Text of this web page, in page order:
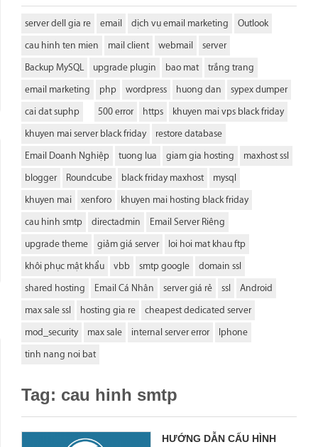
server dell gia re email dịch vụ email marketing Outlook
cau hinh ten mien mail client webmail server
Backup MySQL upgrade plugin bao mat trắng trang
email marketing php wordpress huong dan sypex dumper
cai dat suphp 500 error https khuyen mai vps black friday
khuyen mai server black friday restore database
Email Doanh Nghiệp tuong lua giam gia hosting maxhost ssl
blogger Roundcube black friday maxhost mysql
khuyen mai xenforo khuyen mai hosting black friday
cau hinh smtp directadmin Email Server Riêng
upgrade theme giảm giá server loi hoi mat khau ftp
khôi phục mật khẩu vbb smtp google domain ssl
shared hosting Email Cá Nhân server giá rẻ ssl Android
max sale ssl hosting gia re cheapest dedicated server
mod_security max sale internal server error Iphone
tinh nang noi bat
Tag: cau hinh smtp
HƯỚNG DẪN CẤU HÌNH